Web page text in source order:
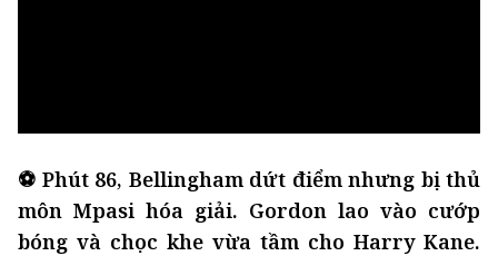
⚽ Phút 86, Bellingham dứt điểm nhưng bị thủ
môn Mpasi hóa giải. Gordon lao vào cướp
bóng và chọc khe vừa tầm cho Harry Kane.